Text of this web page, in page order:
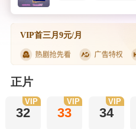
VIP首三月9元/月
正片
32
VIP
33
VIP
34
VIP